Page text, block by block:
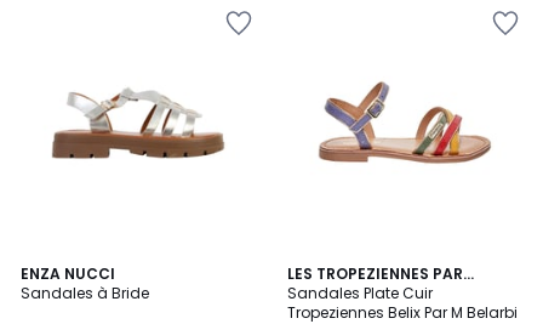
ENZA NUCCI
Sandales à Bride
5
/
4
Couleurs
LES TROPEZIENNES PAR
M.BELARBI
Sandales Plate Cuir
Tropeziennes Belix Par M Belarbi